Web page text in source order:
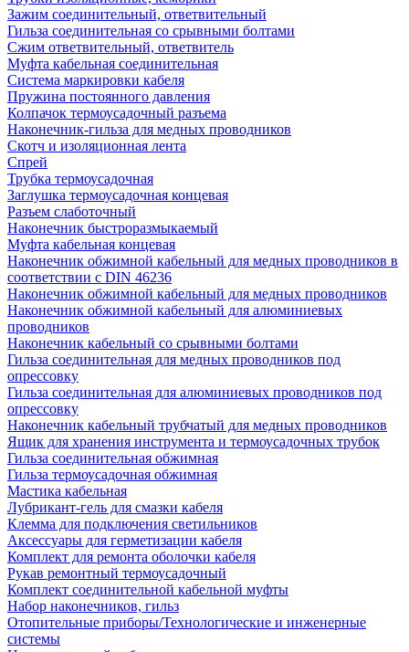
Зажим соединительный, ответвительный
Гильза соединительная со срывными болтами
Сжим ответвительный, ответвитель
Муфта кабельная соединительная
Система маркировки кабеля
Пружина постоянного давления
Колпачок термоусадочный разъема
Наконечник-гильза для медных проводников
Скотч и изоляционная лента
Спрей
Трубка термоусадочная
Заглушка термоусадочная концевая
Разъем слаботочный
Наконечник быстроразмыкаемый
Муфта кабельная концевая
Наконечник обжимной кабельный для медных проводников в
соответствии с DIN 46236
Наконечник обжимной кабельный для медных проводников
Наконечник обжимной кабельный для алюминиевых
проводников
Наконечник кабельный со срывными болтами
Гильза соединительная для медных проводников под
опрессовку
Гильза соединительная для алюминиевых проводников под
опрессовку
Наконечник кабельный трубчатый для медных проводников
Ящик для хранения инструмента и термоусадочных трубок
Гильза соединительная обжимная
Гильза термоусадочная обжимная
Мастика кабельная
Лубрикант-гель для смазки кабеля
Клемма для подключения светильников
Аксессуары для герметизации кабеля
Комплект для ремонта оболочки кабеля
Рукав ремонтный термоусадочный
Комплект соединительной кабельной муфты
Набор наконечников, гильз
Отопительные приборы/Технологические и инженерные
системы